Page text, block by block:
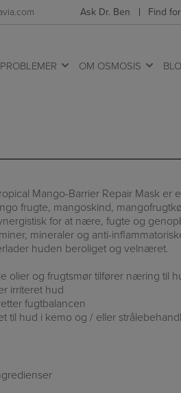
Ask Dr. Ben Find
OM OSMOSIS
Mango-Barrier Repair Mask er
frugte, mangoskind,
for at nære, fugte og
mineraler og anti-
huden beroliget og velnæret.
olier og frugtsmør tilfører næring til
irriteret hud
fugtbalancen
til hud i kemo og / eller